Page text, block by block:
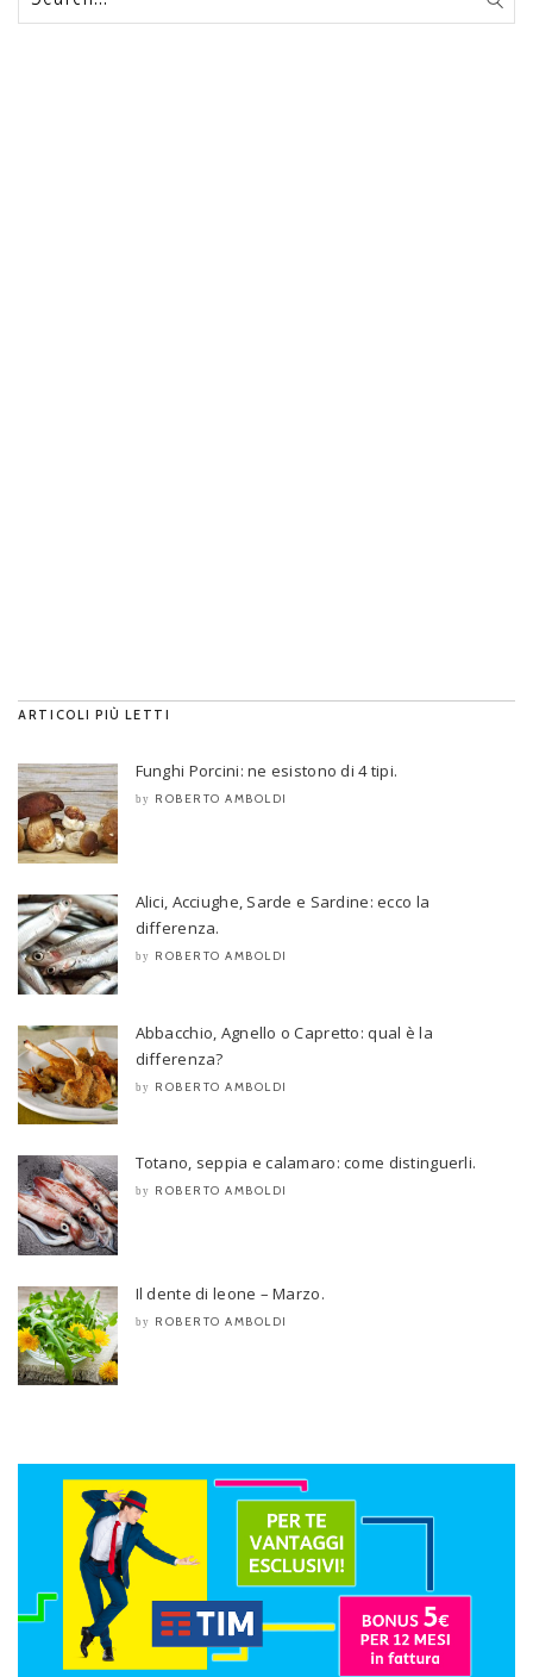
ARTICOLI PIÙ LETTI
Funghi Porcini: ne esistono di 4 tipi.
by ROBERTO AMBOLDI
Alici, Acciughe, Sarde e Sardine: ecco la
differenza.
by ROBERTO AMBOLDI
Abbacchio, Agnello o Capretto: qual è la
differenza?
by ROBERTO AMBOLDI
Totano, seppia e calamaro: come distinguerli.
by ROBERTO AMBOLDI
Il dente di leone – Marzo.
by ROBERTO AMBOLDI